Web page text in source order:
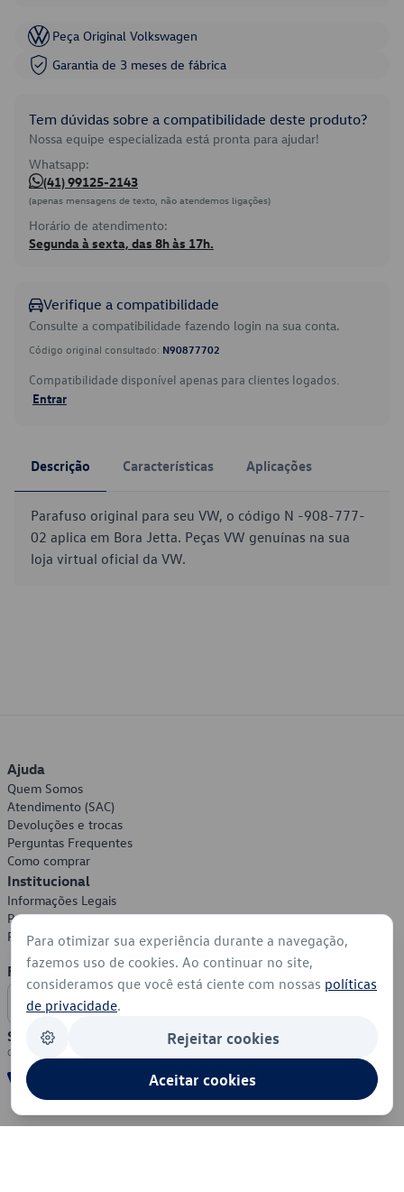
Peça Original Volkswagen
Garantia de 3 meses de fábrica
Tem dúvidas sobre a compatibilidade deste produto?
Nossa equipe especializada está pronta para ajudar!
Whatsapp:
(41) 99125-2143
(apenas mensagens de texto, não atendemos ligações)
Horário de atendimento:
Segunda à sexta, das 8h às 17h.
Verifique a compatibilidade
Consulte a compatibilidade fazendo login na sua conta.
Código original consultado: N90877702
Compatibilidade disponível apenas para clientes logados.
Entrar
Descrição Características Aplicações
Parafuso original para seu VW, o código N -908-777-
02 aplica em Bora Jetta. Peças VW genuínas na sua
loja virtual oficial da VW.
Ajuda
Quem Somos
Atendimento (SAC)
Devoluções e trocas
Perguntas Frequentes
Como comprar
Institucional
Informações Legais
Política de Privacidade
Política de Cookies
Formas de Pagamento
Segurança
Para otimizar sua experiência durante a navegação,
fazemos uso de cookies. Ao continuar no site,
consideramos que você está ciente com nossas políticas
de privacidade.
Rejeitar cookies
Aceitar cookies